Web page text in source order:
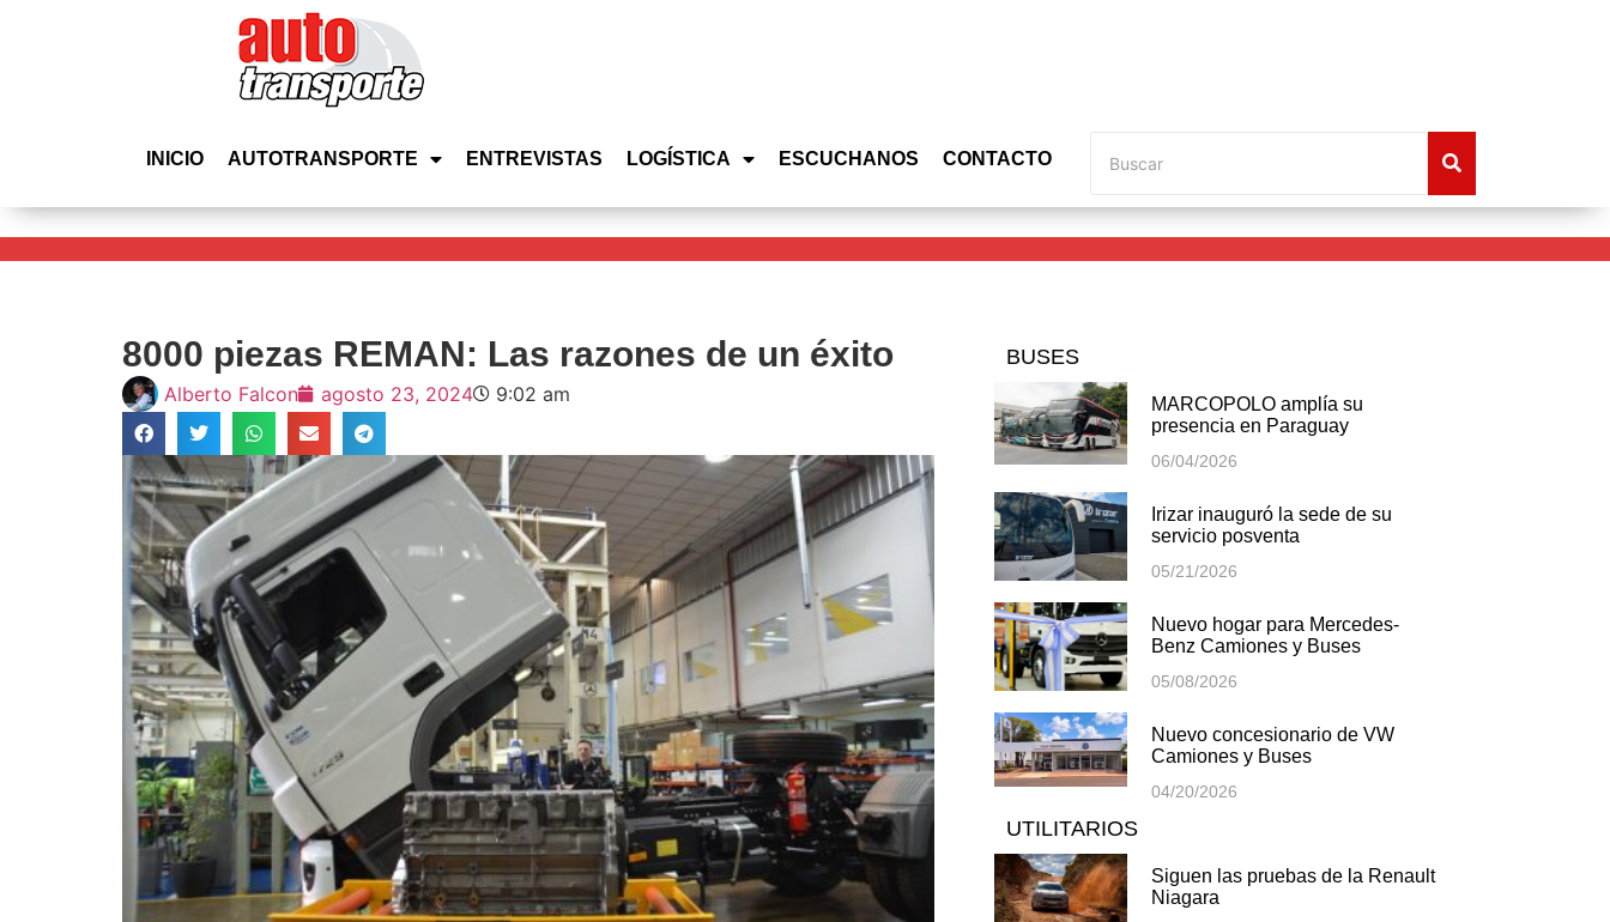
INICIO AUTOTRANSPORTE ENTREVISTAS LOGÍSTICA ESCUCHANOS CONTACTO
8000 piezas REMAN: Las razones de un éxito
Alberto Falcon agosto 23, 2024 9:02 am
BUSES
MARCOPOLO amplía su
presencia en Paraguay
06/04/2026
Irizar inauguró la sede de su
servicio posventa
05/21/2026
Nuevo hogar para Mercedes-
Benz Camiones y Buses
05/08/2026
Nuevo concesionario de VW
Camiones y Buses
04/20/2026
UTILITARIOS
Siguen las pruebas de la Renault
Niagara